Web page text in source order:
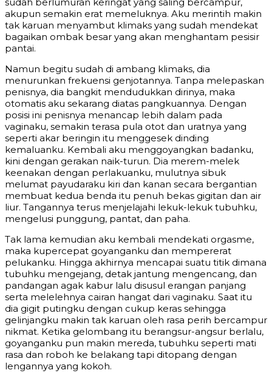
akupun semakin erat memeluknya. Aku merintih makin
tak karuan menyambut klimaks yang sudah mendekat
bagaikan ombak besar yang akan menghantam pesisir
pantai.
Namun begitu sudah di ambang klimaks, dia
menurunkan frekuensi genjotannya. Tanpa melepaskan
penisnya, dia bangkit mendudukkan dirinya, maka
otomatis aku sekarang diatas pangkuannya. Dengan
posisi ini penisnya menancap lebih dalam pada
vaginaku, semakin terasa pula otot dan uratnya yang
seperti akar beringin itu menggesek dinding
kemaluanku. Kembali aku menggoyangkan badanku,
kini dengan gerakan naik-turun. Dia merem-melek
keenakan dengan perlakuanku, mulutnya sibuk
melumat payudaraku kiri dan kanan secara bergantian
membuat kedua benda itu penuh bekas gigitan dan air
liur. Tangannya terus menjelajahi lekuk-lekuk tubuhku,
mengelusi punggung, pantat, dan paha.
Tak lama kemudian aku kembali mendekati orgasme,
maka kupercepat goyanganku dan mempererat
pelukanku. Hingga akhirnya mencapai suatu titik dimana
tubuhku mengejang, detak jantung mengencang, dan
pandangan agak kabur lalu disusul erangan panjang
serta melelehnya cairan hangat dari vaginaku. Saat itu
dia gigit putingku dengan cukup keras sehingga
gelinjangku makin tak karuan oleh rasa perih bercampur
nikmat. Ketika gelombang itu berangsur-angsur berlalu,
goyanganku pun makin mereda, tubuhku seperti mati
rasa dan roboh ke belakang tapi ditopang dengan
lengannya yang kokoh.